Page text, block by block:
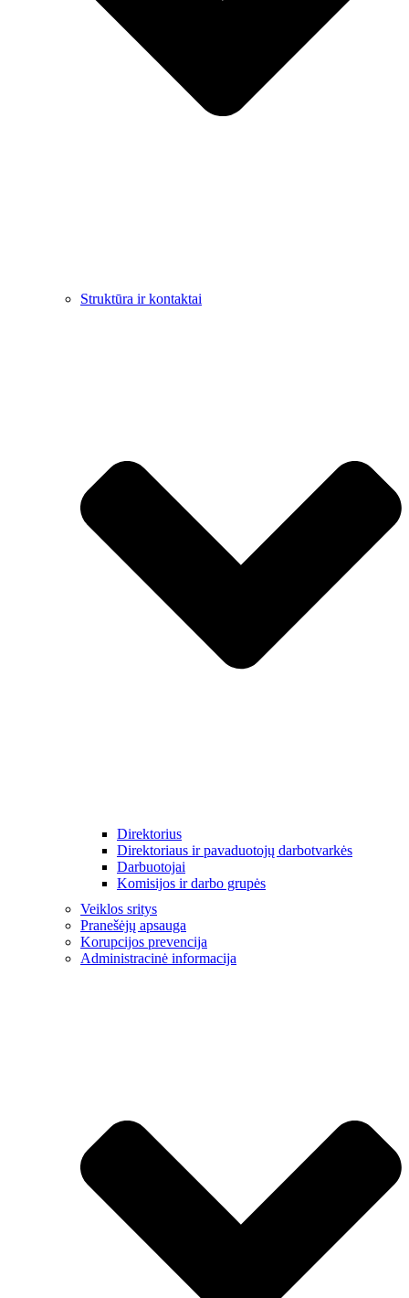
Struktūra ir kontaktai
Direktorius
Direktoriaus ir pavaduotojų darbotvarkės
Darbuotojai
Komisijos ir darbo grupės
Veiklos sritys
Pranešėjų apsauga
Korupcijos prevencija
Administracinė informacija